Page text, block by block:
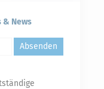
& News
Absenden